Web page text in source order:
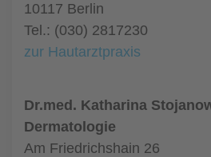
10117 Berlin
Tel.: (030) 2817230
zur Hautarztpraxis
Dr.med. Katharina
Dermatologie
Am Friedrichshain 26